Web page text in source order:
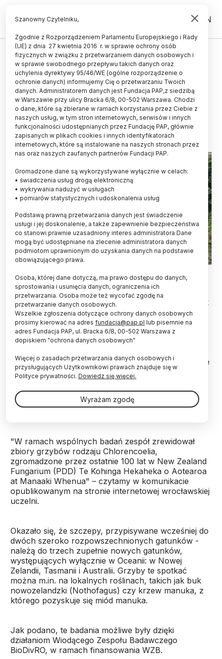
PL EN
ŻYCIE
Wrocławska badaczka odkryła
trzy nowe gatunki grzybów w
Nowej Zelandii
25.01.2025
aktualizacja: 25.01.2025
2 minuty czytania
Read the English version of this article
Trzy nowej gatunki grzybów występujących
wyłącznie w Oceanii odkryła dr Katarzyna Patejuk
z Katedry Ochrony Roślin Uniwersytetu
Przyrodniczego we Wrocławiu. To efekt badań
podczas wyprawy do Nowej Zelandii.
Podczas półtoramiesięcznego pobytu w tym regionie
dr Katarzyna Patejuk nawiązała współpracę z dr
Mahajabeen Padamsee, mykolożką i fitopatolożką,
specjalizującą się w taksonomii grzybów
rdzawnikowych i organizmów związanych z
"W ramach wspólnych badań zespół zrewidował
zbiory grzybów rodzaju Chlorencoelia,
zgromadzone przez ostatnie 100 lat w New Zealand
Fungarium (PDD) Te Kohinga Hekaheka o Aotearoa
at Manaaki Whenua" – czytamy w komunikacie
opublikowanym na stronie internetowej wrocławskiej
uczelni.
Okazało się, że szczepy, przypisywane wcześniej do
dwóch szeroko rozpowszechnionych gatunków -
należą do trzech zupełnie nowych gatunków,
występujących wyłącznie w Oceanii: w Nowej
Zelandii, Tasmanii i Australii. Grzyby te spotkać
można m.in. na lokalnych roślinach, takich jak buk
nowozelandzki (Nothofagus) czy krzew manuka, z
którego pozyskuje się miód manuka.
Jak podano, te badania możliwe były dzięki
działaniom Wiodącego Zespołu Badawczego
BioDivRO, w ramach finansowania WZB.
Szanowny Czytelniku,
Zgodnie z Rozporządzeniem Parlamentu Europejskiego i Rady
(UE) z dnia 27 kwietnia 2016 r. w sprawie ochrony osób
fizycznych w związku z przetwarzaniem danych osobowych i
w sprawie swobodnego przepływu takich danych oraz
uchylenia dyrektywy 95/46/WE (ogólne rozporządzenie o
ochronie danych) informujemy Cię o przetwarzaniu Twoich
danych. Administratorem danych jest Fundacja PAP,z siedzibą
w Warszawie przy ulicy Bracka 6/8, 00-502 Warszawa. Chodzi
o dane, które są zbierane w ramach korzystania przez Ciebie z
naszych usług, w tym stron internetowych, serwisów i innych
funkcjonalności udostępnianych przez Fundację PAP, głównie
zapisanych w plikach cookies i innych identyfikatorach
internetowych, które są instalowane na naszych stronach przez
nas oraz naszych zaufanych partnerów Fundacji PAP.
Gromadzone dane są wykorzystywane wyłącznie w celach:
• świadczenia usług drogą elektroniczną
• wykrywania nadużyć w usługach
• pomiarów statystycznych i udoskonalenia usług
Podstawą prawną przetwarzania danych jest świadczenie
usługi i jej doskonalenie, a także zapewnienie bezpieczeństwa
co stanowi prawnie uzasadniony interes administratora Dane
mogą być udostępniane na zlecenie administratora danych
podmiotom uprawnionym do uzyskania danych na podstawie
obowiązującego prawa.
Osoba, której dane dotyczą, ma prawo dostępu do danych,
sprostowania i usunięcia danych, ograniczenia ich
przetwarzania. Osoba może też wycofać zgodę na
przetwarzanie danych osobowych.
Wszelkie zgłoszenia dotyczące ochrony danych osobowych
prosimy kierować na adres fundacja@pap.pl lub pisemnie na
adres Fundacja PAP, ul. Bracka 6/8, 00-502 Warszawa z
dopiskiem "ochrona danych osobowych"
Więcej o zasadach przetwarzania danych osobowych i
przysługujących Użytkownikowi prawach znajduje się w
Polityce prywatności. Dowiedz się więcej.
Wyrażam zgodę